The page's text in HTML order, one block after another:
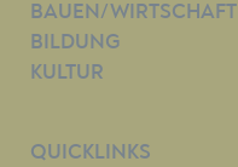
BAUEN/WIRTSCHAFT
BILDUNG
KULTUR
QUICKLINKS